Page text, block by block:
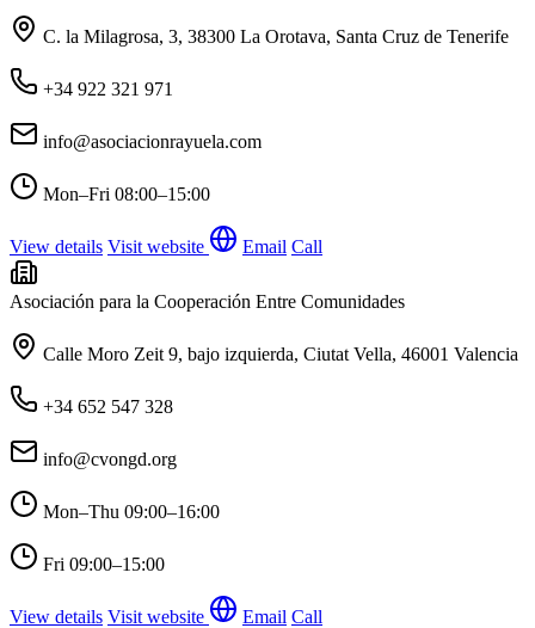
C. la Milagrosa, 3, 38300 La Orotava, Santa Cruz de Tenerife
+34 922 321 971
info@asociacionrayuela.com
Mon–Fri 08:00–15:00
View details Visit website Email Call
Asociación para la Cooperación Entre Comunidades
Calle Moro Zeit 9, bajo izquierda, Ciutat Vella, 46001 Valencia
+34 652 547 328
info@cvongd.org
Mon–Thu 09:00–16:00
Fri 09:00–15:00
View details Visit website Email Call